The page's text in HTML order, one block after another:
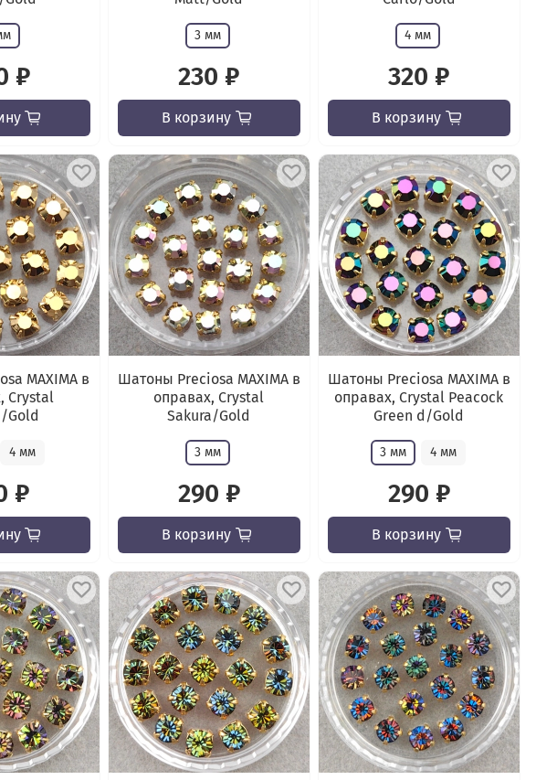
₽
3 мм
230 ₽
В корзину
4 мм
320 ₽
В корзину
MAXIMA в
Crystal
Gold
4 мм
₽
Шатоны Preciosa MAXIMA в
оправах, Crystal
Sakura/Gold
3 мм
290 ₽
В корзину
Шатоны Preciosa MAXIMA в
оправах, Crystal Peacock
Green d/Gold
3 мм 4 мм
290 ₽
В корзину